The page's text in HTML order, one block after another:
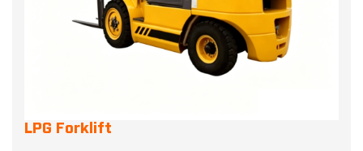
LPG Forklift